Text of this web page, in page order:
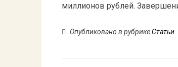
миллионов рублей.
Опубликовано в рубрикеСтатьи